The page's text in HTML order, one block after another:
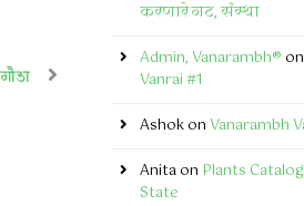
करणारे गट, संस्था
Admin, Vanarambh®on
Vanrai #1
Ashokon Vanarambh
Anitaon Plants
State